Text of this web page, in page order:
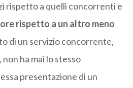
rispetto a quelli concorrenti e
rispetto a un altro meno
di un servizio concorrente,
ha mai lo stesso
presentazione di un